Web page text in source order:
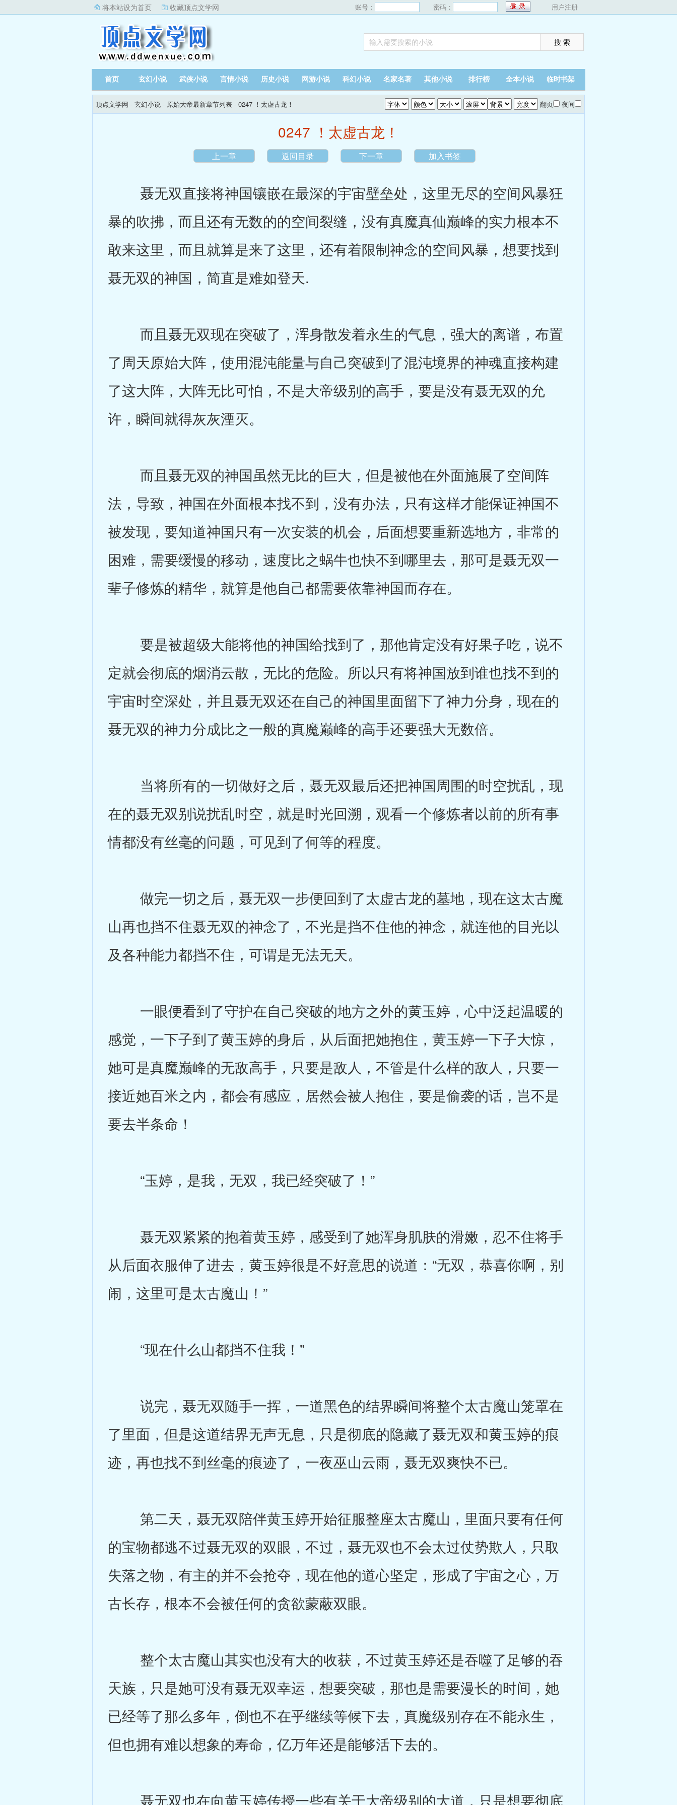
将本站设为首页 收藏顶点文学网 账号： 密码： 用户注册
首页 玄幻小说 武侠小说 言情小说 历史小说 网游小说 科幻小说 名家名著 其他小说 排行榜 全本小说 临时书架
顶点文学网 - 玄幻小说 - 原始大帝最新章节列表 - 0247 ！太虚古龙！ 翻页 夜间
0247 ！太虚古龙！
上一章 返回目录 下一章 加入书签
聂无双直接将神国镶嵌在最深的宇宙壁垒处，这里无尽的空间风暴狂
暴的吹拂，而且还有无数的的空间裂缝，没有真魔真仙巅峰的实力根本不
敢来这里，而且就算是来了这里，还有着限制神念的空间风暴，想要找到
聂无双的神国，简直是难如登天.
而且聂无双现在突破了，浑身散发着永生的气息，强大的离谱，布置
了周天原始大阵，使用混沌能量与自己突破到了混沌境界的神魂直接构建
了这大阵，大阵无比可怕，不是大帝级别的高手，要是没有聂无双的允
许，瞬间就得灰灰湮灭。
而且聂无双的神国虽然无比的巨大，但是被他在外面施展了空间阵
法，导致，神国在外面根本找不到，没有办法，只有这样才能保证神国不
被发现，要知道神国只有一次安装的机会，后面想要重新选地方，非常的
困难，需要缓慢的移动，速度比之蜗牛也快不到哪里去，那可是聂无双一
辈子修炼的精华，就算是他自己都需要依靠神国而存在。
要是被超级大能将他的神国给找到了，那他肯定没有好果子吃，说不
定就会彻底的烟消云散，无比的危险。所以只有将神国放到谁也找不到的
宇宙时空深处，并且聂无双还在自己的神国里面留下了神力分身，现在的
聂无双的神力分成比之一般的真魔巅峰的高手还要强大无数倍。
当将所有的一切做好之后，聂无双最后还把神国周围的时空扰乱，现
在的聂无双别说扰乱时空，就是时光回溯，观看一个修炼者以前的所有事
情都没有丝毫的问题，可见到了何等的程度。
做完一切之后，聂无双一步便回到了太虚古龙的墓地，现在这太古魔
山再也挡不住聂无双的神念了，不光是挡不住他的神念，就连他的目光以
及各种能力都挡不住，可谓是无法无天。
一眼便看到了守护在自己突破的地方之外的黄玉婷，心中泛起温暖的
感觉，一下子到了黄玉婷的身后，从后面把她抱住，黄玉婷一下子大惊，
她可是真魔巅峰的无敌高手，只要是敌人，不管是什么样的敌人，只要一
接近她百米之内，都会有感应，居然会被人抱住，要是偷袭的话，岂不是
要去半条命！
“玉婷，是我，无双，我已经突破了！”
聂无双紧紧的抱着黄玉婷，感受到了她浑身肌肤的滑嫩，忍不住将手
从后面衣服伸了进去，黄玉婷很是不好意思的说道：“无双，恭喜你啊，别
闹，这里可是太古魔山！”
“现在什么山都挡不住我！”
说完，聂无双随手一挥，一道黑色的结界瞬间将整个太古魔山笼罩在
了里面，但是这道结界无声无息，只是彻底的隐藏了聂无双和黄玉婷的痕
迹，再也找不到丝毫的痕迹了，一夜巫山云雨，聂无双爽快不已。
第二天，聂无双陪伴黄玉婷开始征服整座太古魔山，里面只要有任何
的宝物都逃不过聂无双的双眼，不过，聂无双也不会太过仗势欺人，只取
失落之物，有主的并不会抢夺，现在他的道心坚定，形成了宇宙之心，万
古长存，根本不会被任何的贪欲蒙蔽双眼。
整个太古魔山其实也没有大的收获，不过黄玉婷还是吞噬了足够的吞
天族，只是她可没有聂无双幸运，想要突破，那也是需要漫长的时间，她
已经等了那么多年，倒也不在乎继续等候下去，真魔级别存在不能永生，
但也拥有难以想象的寿命，亿万年还是能够活下去的。
聂无双也在向黄玉婷传授一些有关于大帝级别的大道，只是想要彻底